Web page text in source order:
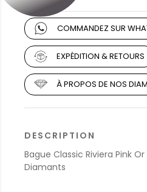
COMMANDEZ SUR
EXPÉDITION & RETOURS
À PROPOS DE NOS
DESCRIPTION
Bague Classic Riviera Pink
Diamants